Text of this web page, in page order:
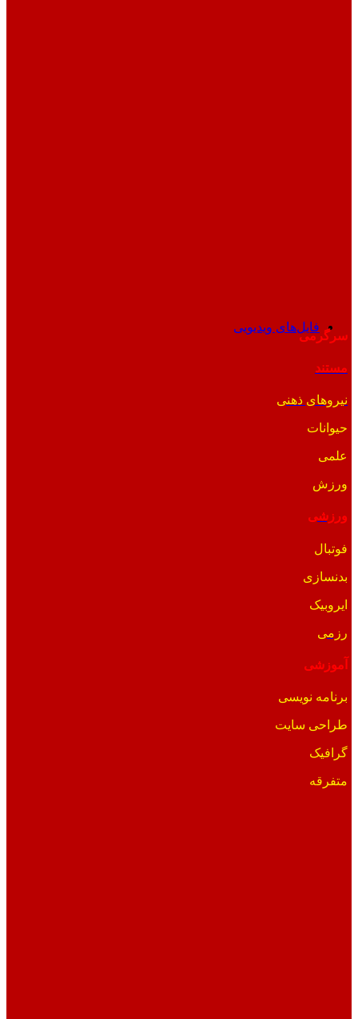
فایل‌های ویدیویی
سرگرمی
مستند
نیروهای ذهنی
حیوانات
علمی
ورزش
ورزشی
فوتبال
بدنسازی
ایروبیک
رزمی
آموزشی
برنامه نویسی
طراحی سایت
گرافیک
متفرقه